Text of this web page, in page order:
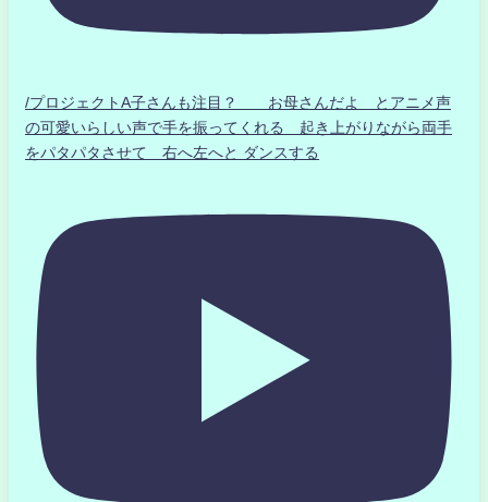
/プロジェクトA子さんも注目？ お母さんだよ とアニメ声
の可愛いらしい声で手を振ってくれる 起き上がりながら両手
をパタパタさせて 右へ左へと ダンスする